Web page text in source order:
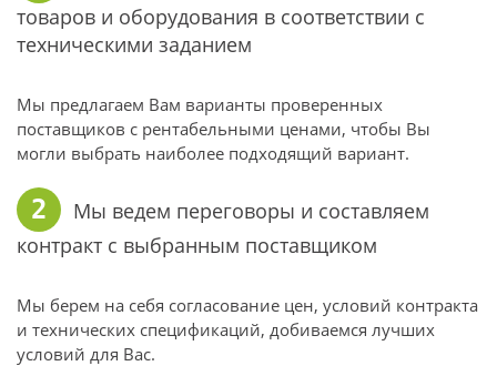
товаров и оборудования в соответствии с
техническими заданием
Мы предлагаем Вам варианты проверенных
поставщиков с рентабельными ценами, чтобы Вы
могли выбрать наиболее подходящий вариант.
2
Мы ведем переговоры и составляем
контракт с выбранным поставщиком
Мы берем на себя согласование цен, условий контракта
и технических спецификаций, добиваемся лучших
условий для Вас.